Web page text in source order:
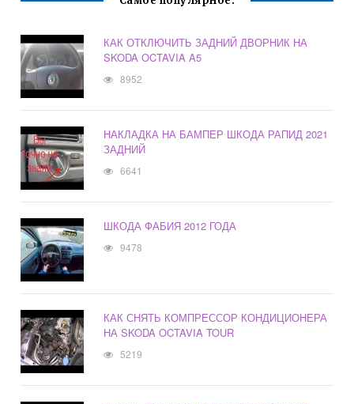
КАК ОТКЛЮЧИТЬ ЗАДНИЙ ДВОРНИК НА
SKODA OCTAVIA A5
8952
НАКЛАДКА НА БАМПЕР ШКОДА РАПИД 2021
ЗАДНИЙ
6641
ШКОДА ФАБИЯ 2012 ГОДА
9478
КАК СНЯТЬ КОМПРЕССОР КОНДИЦИОНЕРА
НА SKODA OCTAVIA TOUR
5219